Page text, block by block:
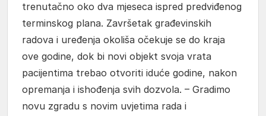
trenutačno oko dva mjeseca ispred predviđenog
terminskog plana. Završetak građevinskih
radova i uređenja okoliša očekuje se do kraja
ove godine, dok bi novi objekt svoja vrata
pacijentima trebao otvoriti iduće godine, nakon
opremanja i ishođenja svih dozvola. – Gradimo
novu zgradu s novim uvjetima rada i